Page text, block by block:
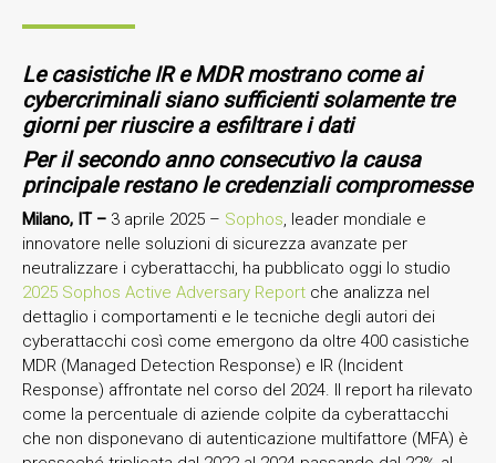
Le casistiche IR e MDR mostrano come ai
cybercriminali siano sufficienti solamente tre
giorni per riuscire a esfiltrare i dati
Per il secondo anno consecutivo la causa
principale restano le credenziali compromesse
Milano, IT – 3 aprile 2025 – Sophos, leader mondiale e
innovatore nelle soluzioni di sicurezza avanzate per
neutralizzare i cyberattacchi, ha pubblicato oggi lo studio
2025 Sophos Active Adversary Report che analizza nel
dettaglio i comportamenti e le tecniche degli autori dei
cyberattacchi così come emergono da oltre 400 casistiche
MDR (Managed Detection Response) e IR (Incident
Response) affrontate nel corso del 2024. Il report ha rilevato
come la percentuale di aziende colpite da cyberattacchi
che non disponevano di autenticazione multifattore (MFA) è